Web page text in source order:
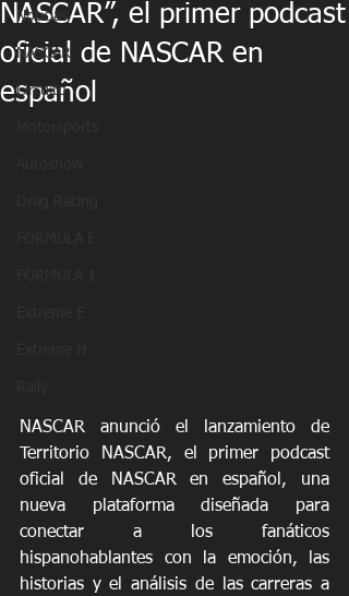
Noticias
NASCAR
Circuito
NASCAR”, el primer podcast
oficial de NASCAR en
español
NASCAR anunció el lanzamiento de
Territorio NASCAR, el primer podcast
oficial de NASCAR en español, una
nueva plataforma diseñada para
conectar a los fanáticos
hispanohablantes con la emoción, las
historias y el análisis de las carreras a